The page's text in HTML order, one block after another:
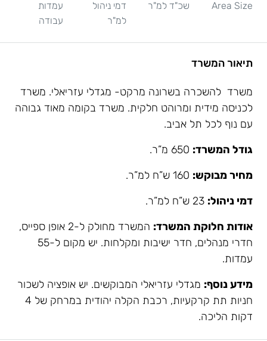
Area Size
שכ"ד למ"ר
דמי ניהול
למ"ר
עמדות
עבודה
תיאור המשרד
משרד להשכרה בשרונה מרקט- מגדלי עזריאלי. משרד
לכניסה מידית ומרוהט חלקית. משרד בקומה מאוד גבוהה
עם נוף לכל תל אביב.
גודל המשרד:
מחיר מבוקש:
דמי ניהול:
אודות חלוקת המשרד:
המשרד מחולק ל-2 אופן ספייס,
חדרי מנהלים, חדר ישיבות ומקלחות. יש מקום ל-55
עמדות.
מידע נוסף: מגדלי עזריאלי המבוקשים. יש אופציה לשכור
חניות תת קרקעיות, רכבת הקלה יהודית במרחק של 4
דקות הליכה.